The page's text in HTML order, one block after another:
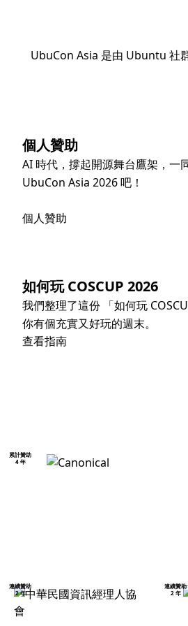
UbuCon Asia 是由 Ubuntu 社
個人贊助
AI 時代，撐起開源舞台鷹架，一
UbuCon Asia 2026 吧！
個人贊助
如何玩 COSCUP 2026
我們整理了這份 「如何玩
你有個充實又好玩的週末。
查看指南
累計贊助
4 年
連續贊助
2 年
連續贊助
2 年